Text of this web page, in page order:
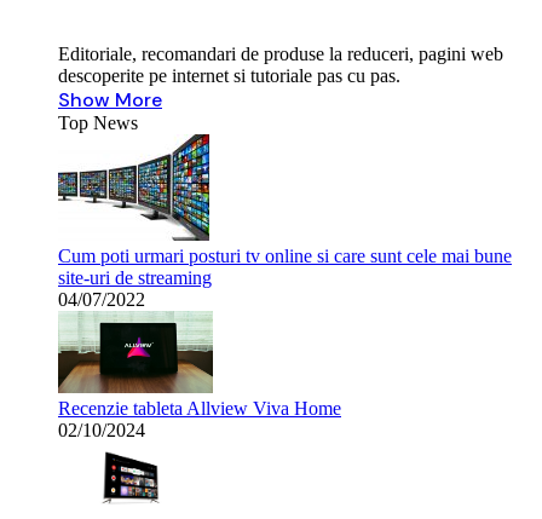
Editoriale, recomandari de produse la reduceri, pagini web
descoperite pe internet si tutoriale pas cu pas.
Show More
Top News
Cum poti urmari posturi tv online si care sunt cele mai bune
site-uri de streaming
04/07/2022
Recenzie tableta Allview Viva Home
02/10/2024